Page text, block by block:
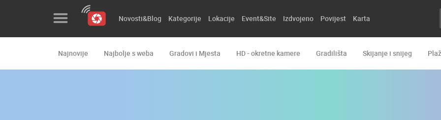
Novosti&Blog Kategorije Lokacije Event&Site Izdvojeno Povijest Karta
Najnovije Najbolje s weba Gradovi i Mjesta HD - okretne kamere Gradilišta Skijanje i snijeg